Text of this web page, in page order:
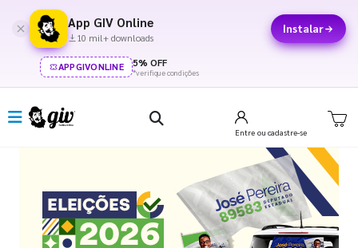
App GIV Online
10 mil+ downloads
Instalar
APPGIVONLINE 5% OFF
*verifique condições
Entre ou cadastre-se